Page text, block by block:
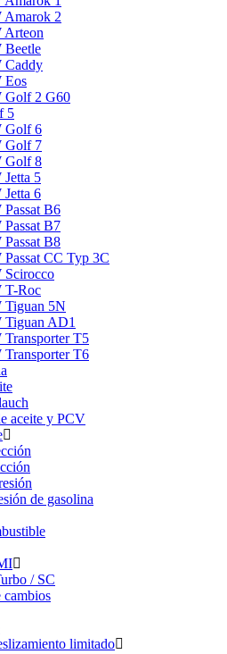
Amarok 2
Arteon
Beetle
Caddy
Eos
Golf 2 G60
5
Golf 6
Golf 7
Golf 8
5
6
B6
B7
B8
CC Typ 3C
Scirocco
T-Roc
Tiguan 5N
Tiguan AD1
T5
T6
aceite y PCV
de gasolina
/ SC
cambios
limitado